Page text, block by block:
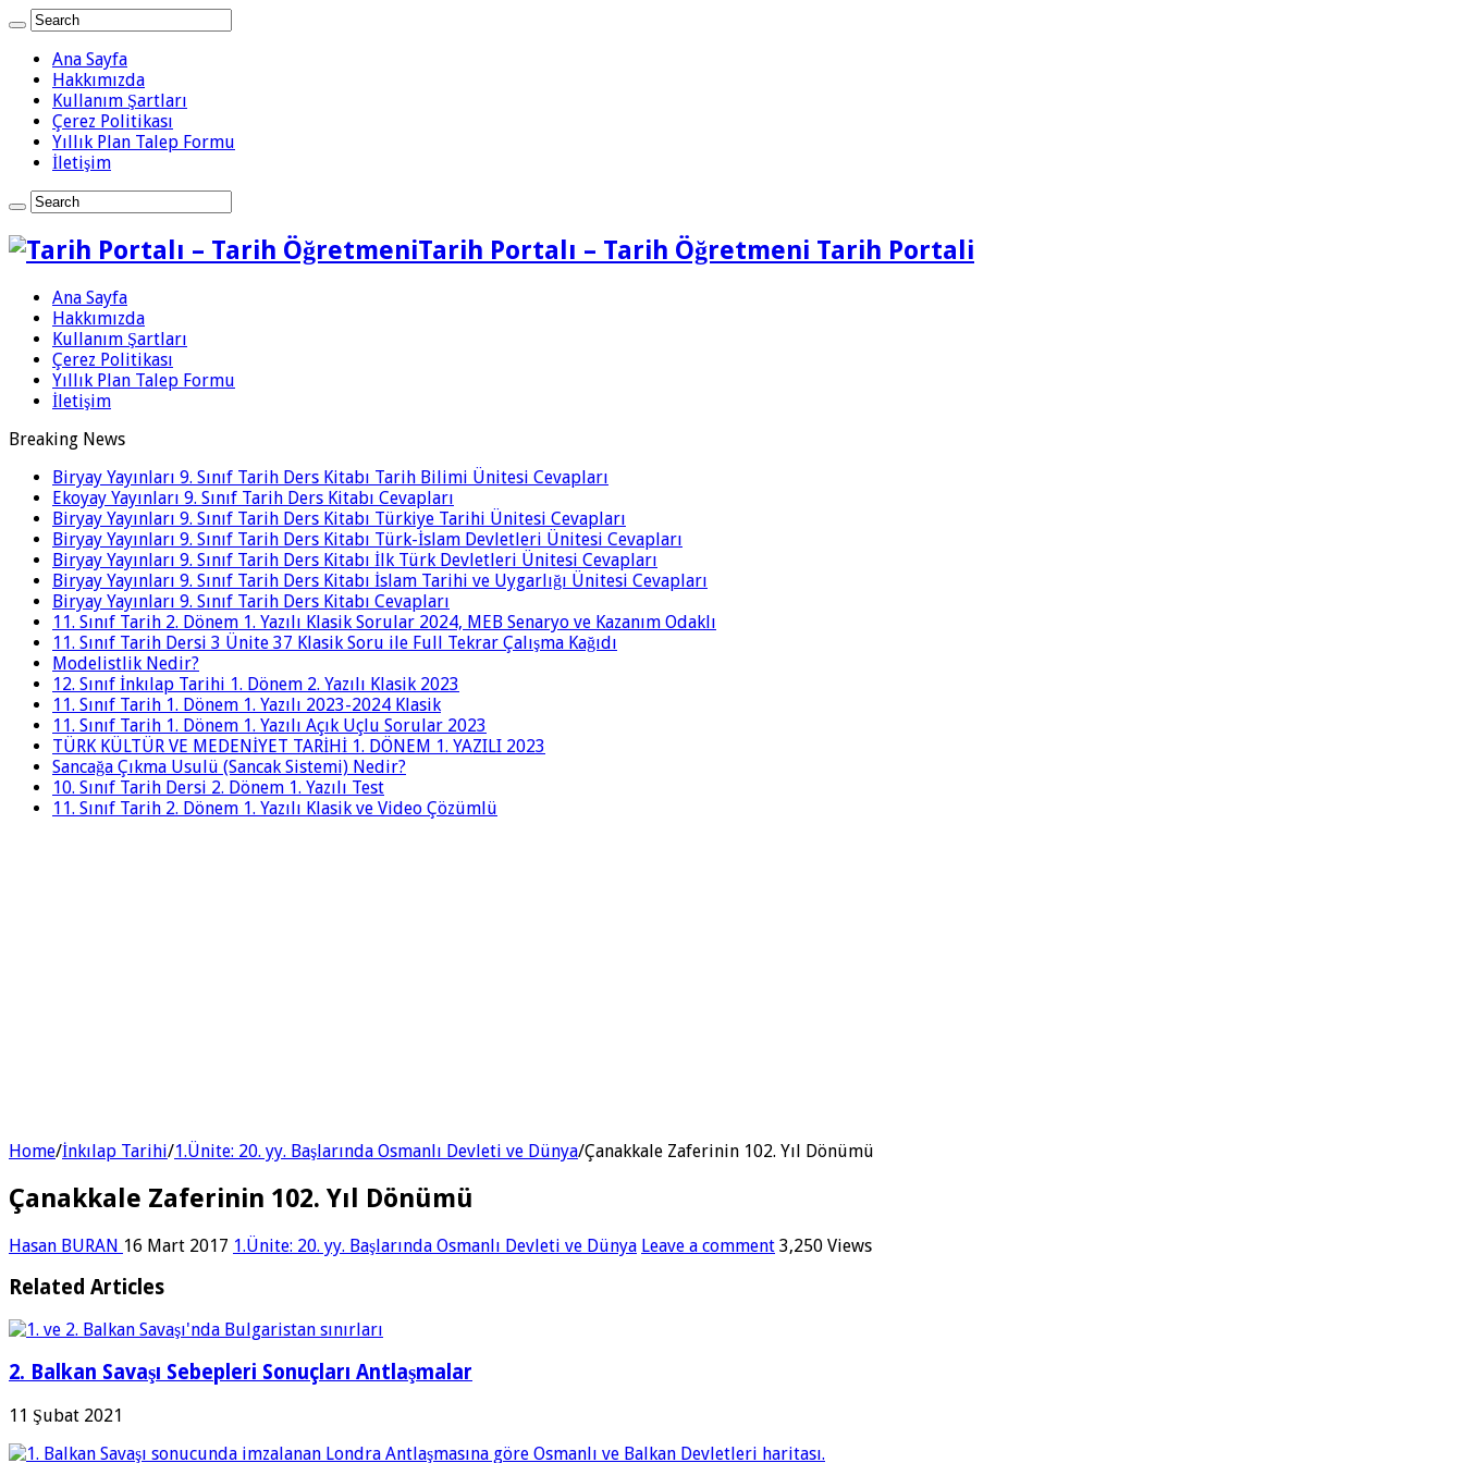
Ana Sayfa
Hakkımızda
Kullanım Şartları
Çerez Politikası
Yıllık Plan Talep Formu
İletişim
Tarih Portalı – Tarih Öğretmeni Tarih Portali
Ana Sayfa
Hakkımızda
Kullanım Şartları
Çerez Politikası
Yıllık Plan Talep Formu
İletişim
Breaking News
Biryay Yayınları 9. Sınıf Tarih Ders Kitabı Tarih Bilimi Ünitesi Cevapları
Ekoyay Yayınları 9. Sınıf Tarih Ders Kitabı Cevapları
Biryay Yayınları 9. Sınıf Tarih Ders Kitabı Türkiye Tarihi Ünitesi Cevapları
Biryay Yayınları 9. Sınıf Tarih Ders Kitabı Türk-İslam Devletleri Ünitesi Cevapları
Biryay Yayınları 9. Sınıf Tarih Ders Kitabı İlk Türk Devletleri Ünitesi Cevapları
Biryay Yayınları 9. Sınıf Tarih Ders Kitabı İslam Tarihi ve Uygarlığı Ünitesi Cevapları
Biryay Yayınları 9. Sınıf Tarih Ders Kitabı Cevapları
11. Sınıf Tarih 2. Dönem 1. Yazılı Klasik Sorular 2024, MEB Senaryo ve Kazanım Odaklı
11. Sınıf Tarih Dersi 3 Ünite 37 Klasik Soru ile Full Tekrar Çalışma Kağıdı
Modelistlik Nedir?
12. Sınıf İnkılap Tarihi 1. Dönem 2. Yazılı Klasik 2023
11. Sınıf Tarih 1. Dönem 1. Yazılı 2023-2024 Klasik
11. Sınıf Tarih 1. Dönem 1. Yazılı Açık Uçlu Sorular 2023
TÜRK KÜLTÜR VE MEDENİYET TARİHİ 1. DÖNEM 1. YAZILI 2023
Sancağa Çıkma Usulü (Sancak Sistemi) Nedir?
10. Sınıf Tarih Dersi 2. Dönem 1. Yazılı Test
11. Sınıf Tarih 2. Dönem 1. Yazılı Klasik ve Video Çözümlü
Home/İnkılap Tarihi/1.Ünite: 20. yy. Başlarında Osmanlı Devleti ve Dünya/Çanakkale Zaferinin 102. Yıl Dönümü
Çanakkale Zaferinin 102. Yıl Dönümü
Hasan BURAN 16 Mart 2017 1.Ünite: 20. yy. Başlarında Osmanlı Devleti ve Dünya Leave a comment 3,250 Views
Related Articles
2. Balkan Savaşı Sebepleri Sonuçları Antlaşmalar
11 Şubat 2021